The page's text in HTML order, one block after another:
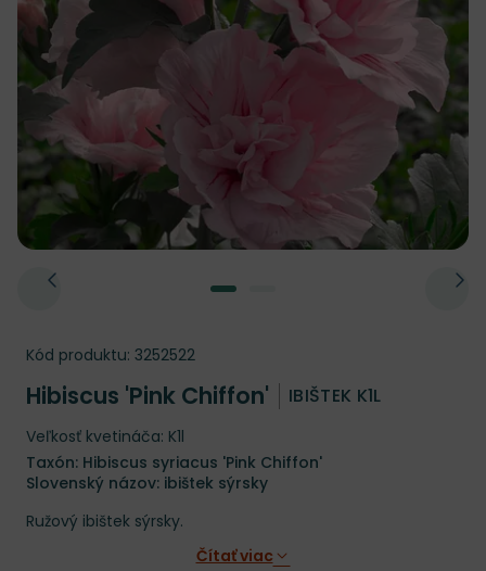
Kód produktu: 3252522
Hibiscus 'Pink Chiffon' IBIŠTEK K1L
Veľkosť kvetináča: K1l
Taxón: Hibiscus syriacus 'Pink Chiffon'
Slovenský názov: ibištek sýrsky
Ružový ibištek sýrsky.
Čítať viac